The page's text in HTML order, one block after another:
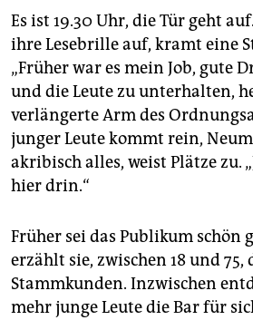
Es ist 19.30 Uhr, die Tür geht
ihre Lesebrille auf, kramt eine
„Früher war es mein Job, gute
und die Leute zu unterhalten,
verlängerte Arm des
junger Leute kommt rein,
akribisch alles, weist Plätze zu.
hier drin.“
Früher sei das Publikum schön
erzählt sie, zwischen 18 und
Stammkunden. Inzwischen
mehr junge Leute die Bar für